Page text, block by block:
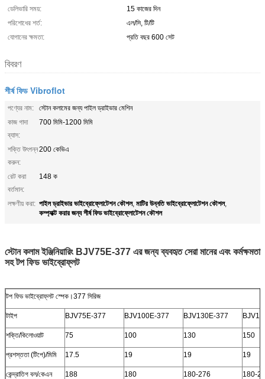
ডেলিভারি সময়:
15 কাজের দিন
পরিশোধের শর্ত:
এল/সি, টি/টি
যোগানের ক্ষমতা:
প্রতি বছর 600 সেট
বিবরণ
শীর্ষ ফিড Vibroflot
পণ্যের নাম:
স্টোন কলামের জন্য পাইল ড্রাইভার মেশিন
কাজ গাদা
ব্যাস:
700 মিমি-1200 মিমি
শক্তি উৎপন্ন
করুন:
200 কেভিএ
রেট করা
বর্তমান:
148 ক
লক্ষণীয় করা: পাইল ড্রাইভার ভাইব্রোফ্লোটেশন কৌশল, মাটির উন্নতি ভাইব্রোফ্লোটেশন কৌশল,
কম্প্যাক্ট করার জন্য শীর্ষ ফিড ভাইব্রোফ্লোটেশন কৌশল
স্টোন কলাম ইঞ্জিনিয়ারিং BJV75E-377 এর জন্য ব্যবহৃত সেরা মানের এবং কর্মক্ষমতা
সহ টপ ফিড ভাইব্রোফ্লট
টপ ফিড ভাইব্রোফ্লট স্পেক।377 সিরিজ
টাইপ BJV75E-377 BJV100E-377 BJV130E-377
শক্তি/কিলোওয়াট 75 100 130 150
প্রশস্ততা (টিপে)/মিমি 17.5 19 19 19
কেন্দ্রাতিগ বল/কেএন 188 180 180-276 180-